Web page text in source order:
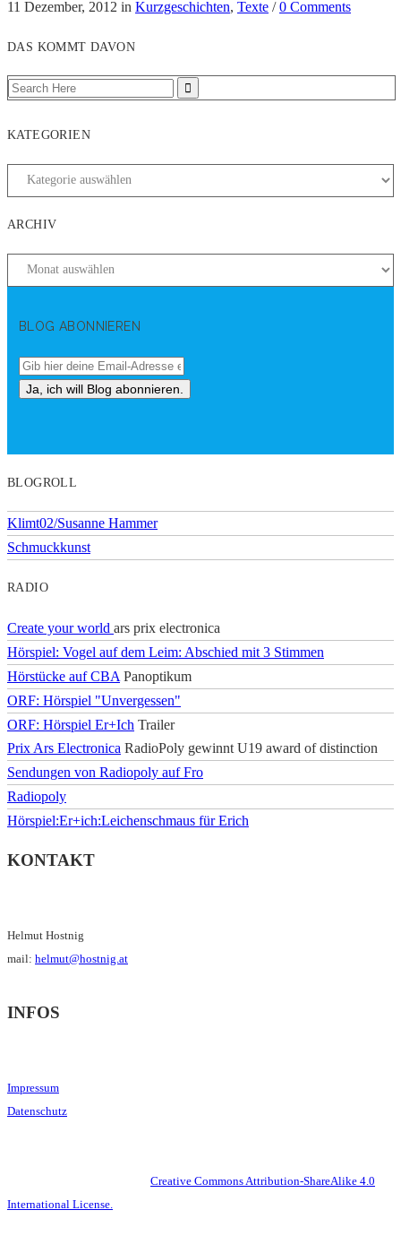
11 Dezember, 2012 in Kurzgeschichten, Texte /0 Comments
DAS KOMMT DAVON
KATEGORIEN
ARCHIV
BLOG ABONNIEREN
BLOGROLL
Klimt02/Susanne Hammer
Schmuckkunst
RADIO
Create your world ars prix electronica
Hörspiel: Vogel auf dem Leim: Abschied mit 3 Stimmen
Hörstücke auf CBA Panoptikum
ORF: Hörspiel "Unvergessen"
ORF: Hörspiel Er+Ich Trailer
Prix Ars Electronica RadioPoly gewinnt U19 award of distinction
Sendungen von Radiopoly auf Fro
Radiopoly
Hörspiel:Er+ich:Leichenschmaus für Erich
KONTAKT
Helmut Hostnig
mail: helmut@hostnig.at
INFOS
Impressum
Datenschutz
Creative Commons Attribution-ShareAlike 4.0
International License.